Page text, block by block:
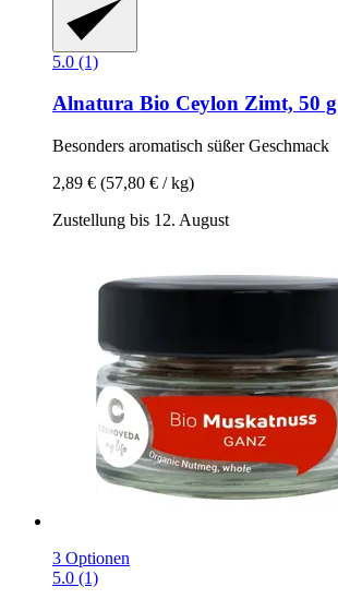
5.0 (1)
Alnatura Bio Ceylon Zimt, 50 g
Besonders aromatisch süßer Geschmack
2,89 € (57,80 € / kg)
Zustellung bis 12. August
3 Optionen
5.0 (1)